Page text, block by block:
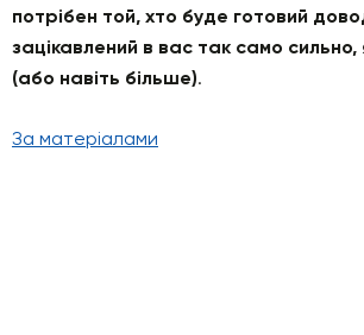
потрібен той, хто буде готовий
зацікавлений в вас так само сильно,
(або навіть більше).
За матеріалами